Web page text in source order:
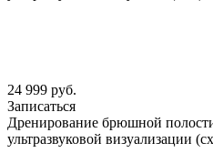
24 999 руб.
Записаться
Дренирование брюшной
ультразвуковой визуализации